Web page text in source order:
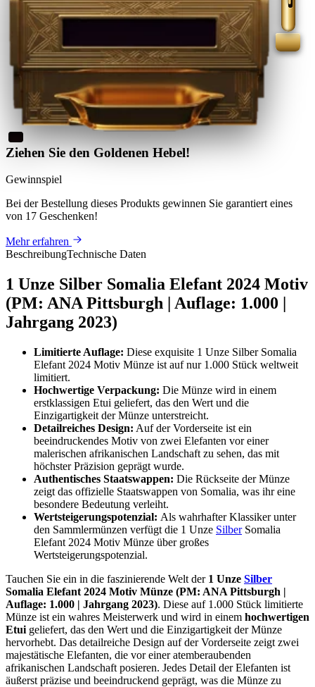
Ziehen Sie den Goldenen Hebel!
Gewinnspiel
Bei der Bestellung dieses Produkts gewinnen Sie garantiert eines
von 17 Geschenken!
Mehr erfahren
BeschreibungTechnische Daten
1 Unze Silber Somalia Elefant 2024 Motiv
(PM: ANA Pittsburgh | Auflage: 1.000 |
Jahrgang 2023)
Limitierte Auflage: Diese exquisite 1 Unze Silber Somalia
Elefant 2024 Motiv Münze ist auf nur 1.000 Stück weltweit
limitiert.
Hochwertige Verpackung: Die Münze wird in einem
erstklassigen Etui geliefert, das den Wert und die
Einzigartigkeit der Münze unterstreicht.
Detailreiches Design: Auf der Vorderseite ist ein
beeindruckendes Motiv von zwei Elefanten vor einer
malerischen afrikanischen Landschaft zu sehen, das mit
höchster Präzision geprägt wurde.
Authentisches Staatswappen: Die Rückseite der Münze
zeigt das offizielle Staatswappen von Somalia, was ihr eine
besondere Bedeutung verleiht.
Wertsteigerungspotenzial: Als wahrhafter Klassiker unter
den Sammlermünzen verfügt die 1 Unze SilberSomalia
Elefant 2024 Motiv Münze über großes
Wertsteigerungspotenzial.
Tauchen Sie ein in die faszinierende Welt der 1 Unze Silber
Somalia Elefant 2024 Motiv Münze (PM: ANA Pittsburgh |
Auflage: 1.000 | Jahrgang 2023). Diese auf 1.000 Stück limitierte
Münze ist ein wahres Meisterwerk und wird in einem hochwertigen
Etui geliefert, das den Wert und die Einzigartigkeit der Münze
hervorhebt. Das detailreiche Design auf der Vorderseite zeigt zwei
majestätische Elefanten, die vor einer atemberaubenden
afrikanischen Landschaft posieren. Jedes Detail der Elefanten ist
äußerst präzise und beeindruckend geprägt, was die Münze zu